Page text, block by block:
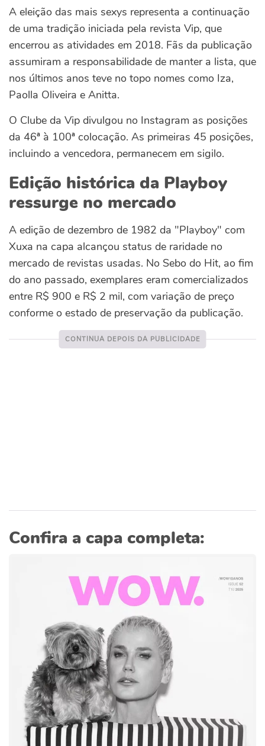
A eleição das mais sexys representa a continuação
de uma tradição iniciada pela revista Vip, que
encerrou as atividades em 2018. Fãs da publicação
assumiram a responsabilidade de manter a lista, que
nos últimos anos teve no topo nomes como Iza,
Paolla Oliveira e Anitta.
O Clube da Vip divulgou no Instagram as posições
da 46ª à 100ª colocação. As primeiras 45 posições,
incluindo a vencedora, permanecem em sigilo.
Edição histórica da Playboy
ressurge no mercado
A edição de dezembro de 1982 da "Playboy" com
Xuxa na capa alcançou status de raridade no
mercado de revistas usadas. No Sebo do Hit, ao fim
do ano passado, exemplares eram comercializados
entre R$ 900 e R$ 2 mil, com variação de preço
conforme o estado de preservação da publicação.
Confira a capa completa: